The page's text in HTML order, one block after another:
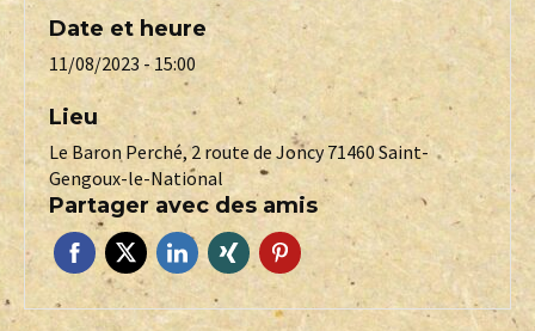
Date et heure
11/08/2023 - 15:00
Lieu
Le Baron Perché, 2 route de Joncy 71460 Saint-
Gengoux-le-National
Partager avec des amis